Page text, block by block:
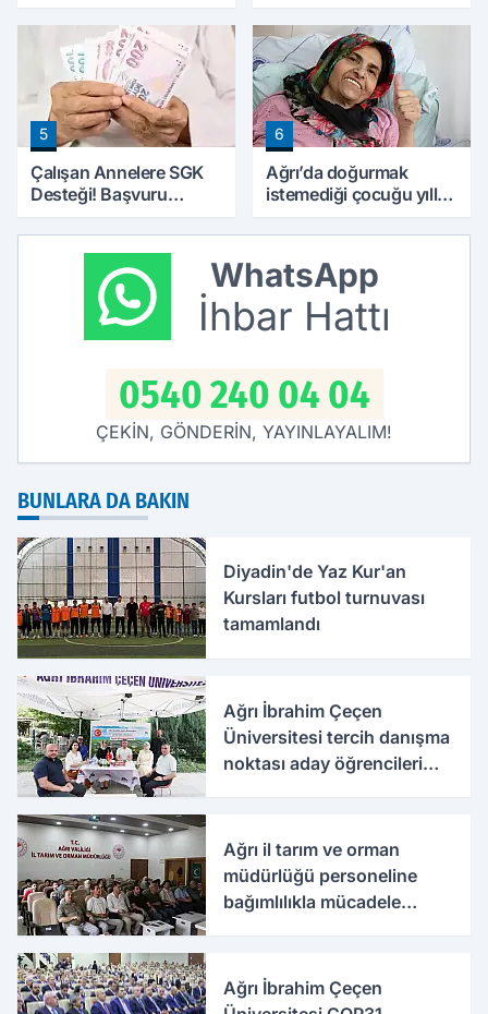
araya geldi
5
Çalışan Annelere SGK
Desteği! Başvuru
Parası Alabilecekler
6
Ağrı’da doğurmak
istemediği çocuğu yıllar
verdi
WhatsApp
İhbar Hattı
0540 240 04 04
ÇEKİN, GÖNDERİN, YAYINLAYALIM!
BUNLARA DA BAKIN
Diyadin'de Yaz Kur'an
Kursları futbol turnuvası
tamamlandı
Ağrı İbrahim Çeçen
Üniversitesi tercih danışma
noktası aday öğrencileri
Ağrı il tarım ve orman
müdürlüğü personeline
bağımlılıkla mücadele
Ağrı İbrahim Çeçen